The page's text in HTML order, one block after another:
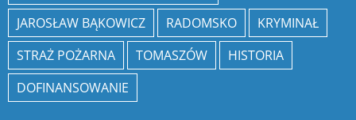
JAROSŁAW BĄKOWICZ
RADOMSKO
KRYMINAŁ
STRAŻ POŻARNA
TOMASZÓW
HISTORIA
DOFINANSOWANIE